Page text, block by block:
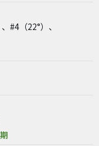
#4（22°）、